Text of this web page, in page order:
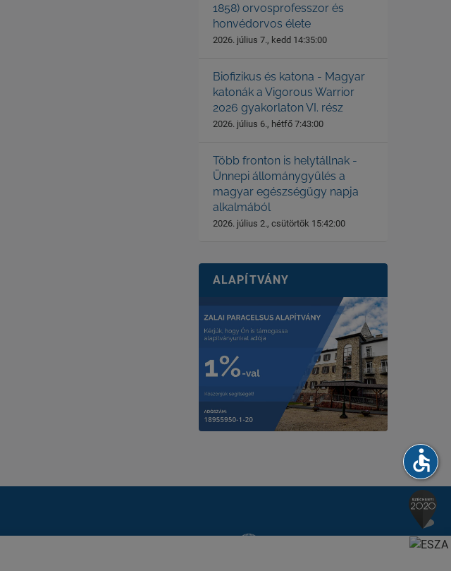
1858) orvosprofesszor és
honvédorvos élete
2026. július 7., kedd 14:35:00
Biofizikus és katona - Magyar
katonák a Vigorous Warrior
2026 gyakorlaton VI. rész
2026. július 6., hétfő 7:43:00
Több fronton is helytállnak -
Ünnepi állománygyűlés a
magyar egészségügy napja
alkalmából
2026. július 2., csütörtök 15:42:00
ALAPÍTVÁNY
accessible